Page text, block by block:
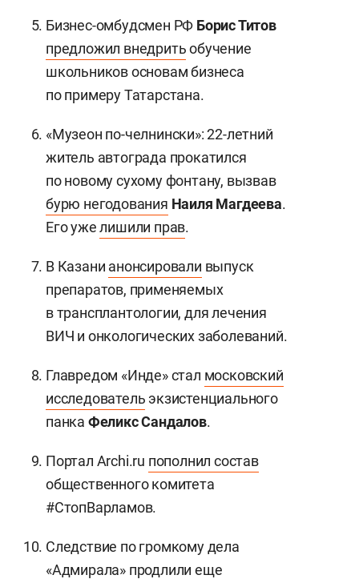
Бизнес-омбудсмен РФ Борис Титов
предложил внедритьобучение
школьников основам бизнеса
по примеру Татарстана.
«Музеон по-челнински»: 22-летний
житель автограда прокатился
по новому сухому фонтану, вызвав
бурю негодования Наиля Магдеева.
Его ужелишили прав.
В Казани анонсировали выпуск
препаратов, применяемых
в трансплантологии, для лечения
ВИЧ и онкологических заболеваний.
Главредом «Инде» стал московский
исследователь экзистенциального
панка Феликс Сандалов.
Портал Archi.ru пополнил состав
общественного комитета
#СтопВарламов.
Следствие по громкому дела
«Адмирала» продлили еще